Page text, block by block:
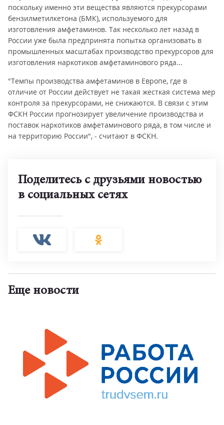
поскольку именно эти вещества являются прекурсорами
бензилметилкетона (БМК), используемого для
изготовления амфетаминов. Так несколько лет назад в
России уже была предпринята попытка организовать в
промышленных масштабах производство прекурсоров для
изготовления наркотиков амфетаминового ряда...
"Темпы производства амфетаминов в Европе, где в
отличие от России действует не такая жесткая система мер
контроля за прекурсорами, не снижаются. В связи с этим
ФСКН России прогнозирует увеличение производства и
поставок наркотиков амфетаминового ряда, в том числе и
на территорию России", - считают в ФСКН.
Поделитесь с друзьями новостью
в социальных сетях
Еще новости